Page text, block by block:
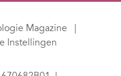
Magazine
Instellingen